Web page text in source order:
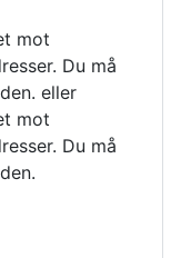
mot
Du må
eller
mot
Du må